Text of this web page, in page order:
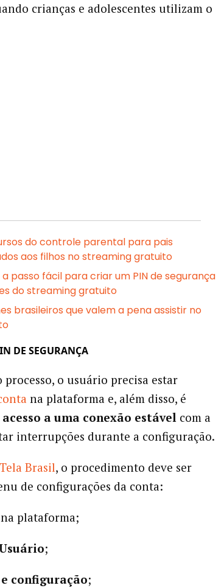
crianças e adolescentes utilizam o
do controle parental para pais
aos filhos no streaming gratuito
a passo fácil para criar um PIN de segurança
do streaming gratuito
brasileiros que valem a pena assistir no
DE SEGURANÇA
o usuário precisa estar
na plataforma e, além disso, é
acesso a uma conexão estável com a
interrupções durante a configuração.
Brasil, o procedimento deve ser
de configurações da conta:
plataforma;
;
configuração;